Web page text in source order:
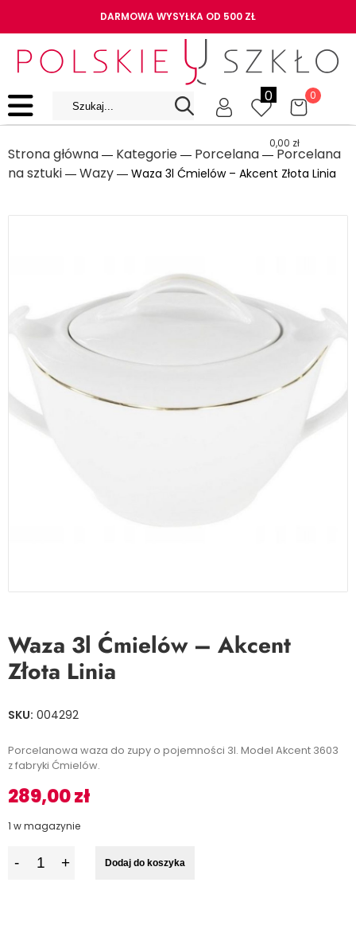
DARMOWA WYSYŁKA OD 500 ZŁ
0 0
0,00 zł
Strona główna ― Kategorie ― Porcelana ― Porcelana
na sztuki ― Wazy ― Waza 3l Ćmielów – Akcent Złota Linia
Waza 3l Ćmielów – Akcent
Złota Linia
SKU: 004292
Porcelanowa waza do zupy o pojemności 3l. Model Akcent 3603
z fabryki Ćmielów.
289,00zł
1 w magazynie
Dodaj do koszyka